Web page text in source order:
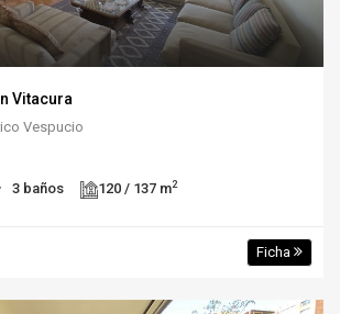
Vitacura
Vespucio
3 baños 120 / 137 m2
Ficha